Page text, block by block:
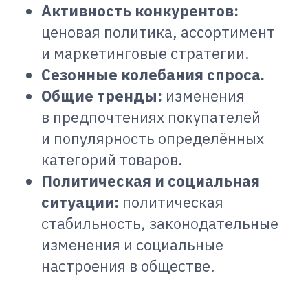
Активность конкурентов:
ценовая политика, ассортимент
и маркетинговые стратегии.
Сезонные колебания спроса.
Общие тренды: изменения
в предпочтениях покупателей
и популярность определённых
категорий товаров.
Политическая и социальная
ситуации: политическая
стабильность, законодательные
изменения и социальные
настроения в обществе.